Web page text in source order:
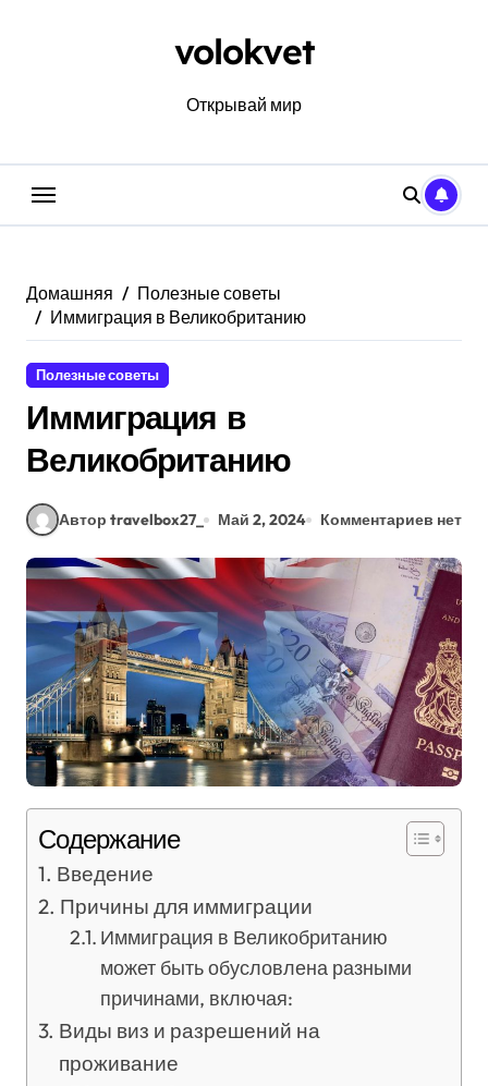
volokvet
Открывай мир
Домашняя
Полезные советы
Иммиграция в Великобританию
Полезные советы
Иммиграция в
Великобританию
Автор travelbox27_ Май 2, 2024 Комментариев нет
Содержание
Введение
Причины для иммиграции
Иммиграция в Великобританию
может быть обусловлена разными
причинами, включая:
Виды виз и разрешений на
проживание